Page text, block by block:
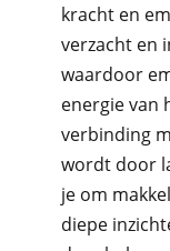
kracht en
verzacht en
waardoor
energie van
verbinding
wordt door
je om
diepe